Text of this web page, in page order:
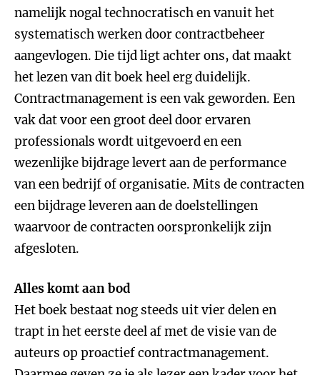
namelijk nogal technocratisch en vanuit het
systematisch werken door contractbeheer
aangevlogen. Die tijd ligt achter ons, dat maakt
het lezen van dit boek heel erg duidelijk.
Contractmanagement is een vak geworden. Een
vak dat voor een groot deel door ervaren
professionals wordt uitgevoerd en een
wezenlijke bijdrage levert aan de performance
van een bedrijf of organisatie. Mits de contracten
een bijdrage leveren aan de doelstellingen
waarvoor de contracten oorspronkelijk zijn
afgesloten.
Alles komt aan bod
Het boek bestaat nog steeds uit vier delen en
trapt in het eerste deel af met de visie van de
auteurs op proactief contractmanagement.